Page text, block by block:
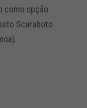
como opção
Scaraboto